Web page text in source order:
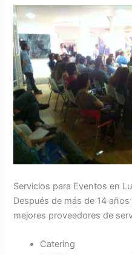
Servicios para Eventos en
Después de más de 14
mejores proveedores de
Catering